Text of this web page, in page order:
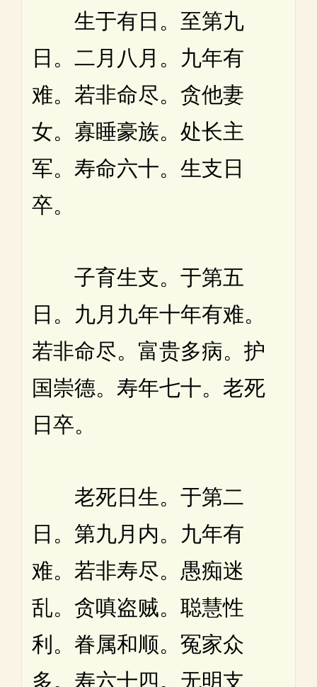
生于有日。至第九
日。二月八月。九年有
难。若非命尽。贪他妻
女。寡睡豪族。处长主
军。寿命六十。生支日
卒。
子育生支。于第五
日。九月九年十年有难。
若非命尽。富贵多病。护
国崇德。寿年七十。老死
日卒。
老死日生。于第二
日。第九月内。九年有
难。若非寿尽。愚痴迷
乱。贪嗔盗贼。聪慧性
利。眷属和顺。冤家众
多。寿六十四。无明支